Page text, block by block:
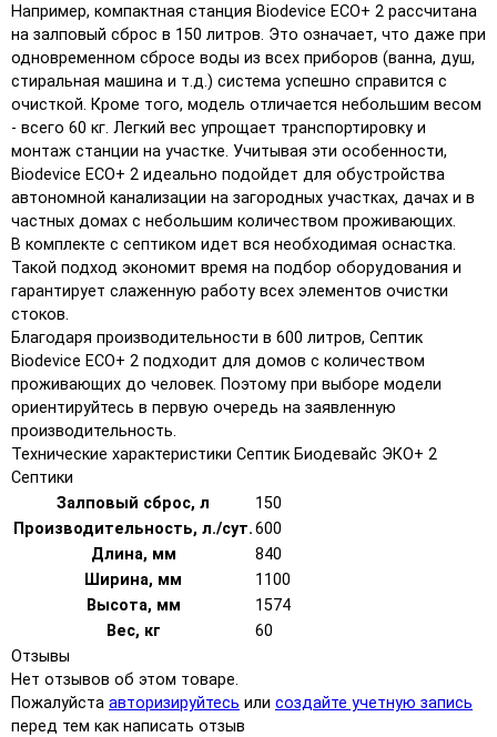
Например, компактная станция Biodevice ECO+ 2 рассчитана
на залповый сброс в 150 литров. Это означает, что даже при
одновременном сбросе воды из всех приборов (ванна, душ,
стиральная машина и т.д.) система успешно справится с
очисткой. Кроме того, модель отличается небольшим весом
- всего 60 кг. Легкий вес упрощает транспортировку и
монтаж станции на участке. Учитывая эти особенности,
Biodevice ECO+ 2 идеально подойдет для обустройства
автономной канализации на загородных участках, дачах и в
частных домах с небольшим количеством проживающих.
В комплекте с септиком идет вся необходимая оснастка.
Такой подход экономит время на подбор оборудования и
гарантирует слаженную работу всех элементов очистки
стоков.
Благодаря производительности в 600 литров, Септик
Biodevice ECO+ 2 подходит для домов с количеством
проживающих до человек. Поэтому при выборе модели
ориентируйтесь в первую очередь на заявленную
производительность.
Технические характеристики Септик Биодевайс ЭКО+ 2
Септики
Залповый сброс, л
150
Производительность, л./сут.600
Длина, мм
840
Ширина, мм
1100
Высота, мм
1574
Вес, кг
60
Отзывы
Нет отзывов об этом товаре.
Пожалуйста авторизируйтесь или создайте учетную запись
перед тем как написать отзыв